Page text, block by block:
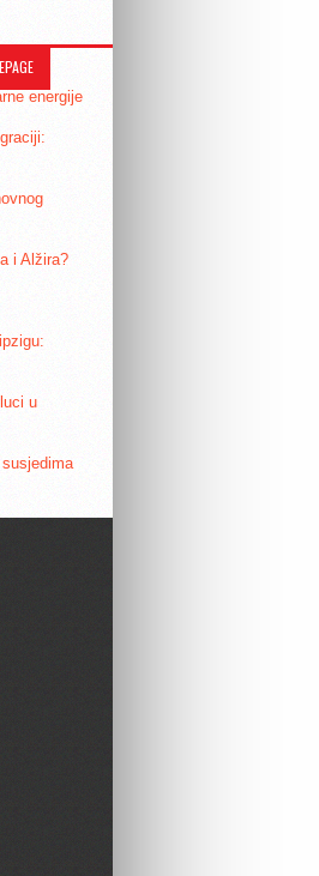
energije
i Alžira?
u